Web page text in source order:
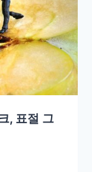
, 표절 그